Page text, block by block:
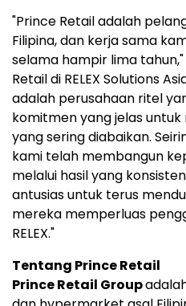
"Prince Retail adalah
Filipina, dan kerja sama
selama hampir lima
Retail di RELEX Solutions
adalah perusahaan ritel
komitmen yang jelas
yang sering diabaikan.
kami telah membangun
melalui hasil yang
antusias untuk terus
mereka memperluas
RELEX."
Tentang Prince Retail
Prince Retail Group